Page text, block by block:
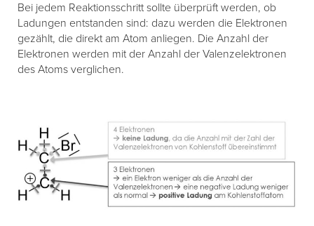
Bei jedem Reaktionsschritt sollte überprüft werden, ob
Ladungen entstanden sind: dazu werden die Elektronen
gezählt, die direkt am Atom anliegen. Die Anzahl der
Elektronen werden mit der Anzahl der Valenzelektronen
des Atoms verglichen.